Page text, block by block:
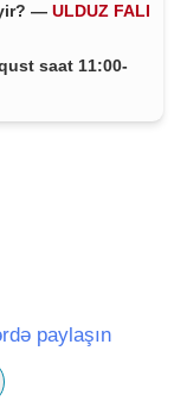
— ULDUZ FALI
saat 11:00-
paylaşın